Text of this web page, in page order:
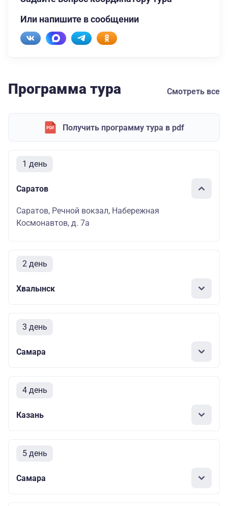
Или напишите в сообщении
Программа тура Смотреть все
Получить программу тура в pdf
1 день
Саратов
Саратов, Речной вокзал, Набережная
Космонавтов, д. 7а
2 день
Хвалынск
3 день
Самара
4 день
Казань
5 день
Самара